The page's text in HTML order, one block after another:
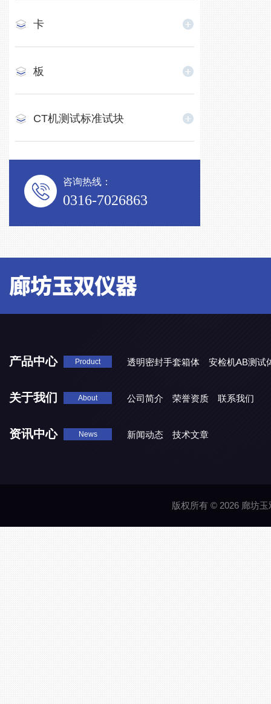
卡
板
CT机测试标准试块
咨询热线：
0316-7026863
产品中心 Product 透明密封手套箱体 安检机AB测试
关于我们 About 公司简介 荣誉资质 联系我们
资讯中心 News 新闻动态 技术文章
版权所有 © 2026 廊坊